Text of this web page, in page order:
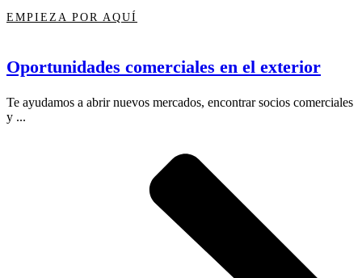
EMPIEZA POR AQUÍ
Oportunidades comerciales en el exterior
Te ayudamos a abrir nuevos mercados, encontrar socios comerciales
y ...